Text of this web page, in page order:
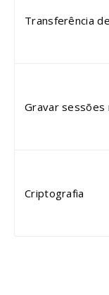
Transferência
Gravar sessões
Criptografia